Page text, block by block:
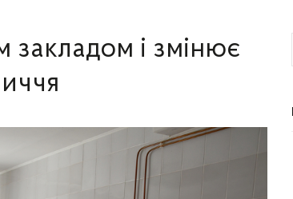
закладом і змінює